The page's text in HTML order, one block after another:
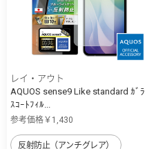
レイ・アウト
AQUOS sense9 Like standard ｶﾞﾗ
ｽｺｰﾄﾌｨﾙ...
参考価格￥1,430
反射防止（アンチグレア）